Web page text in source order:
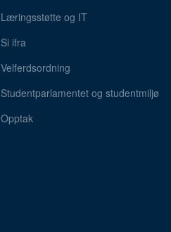
Læringsstøtte og IT
Si ifra
Velferdsordning
Studentparlamentet og studentmiljø
Opptak